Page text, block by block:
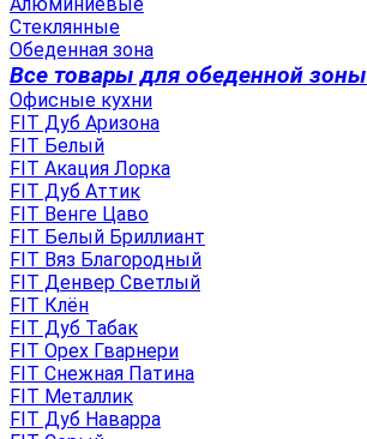
Стеклянные
Обеденная зона
Все товары для обеденной зоны
Офисные кухни
FIT Дуб Аризона
FIT Белый
FIT Акация Лорка
FIT Дуб Аттик
FIT Венге Цаво
FIT Белый Бриллиант
FIT Вяз Благородный
FIT Денвер Светлый
FIT Клён
FIT Дуб Табак
FIT Орех Гварнери
FIT Снежная Патина
FIT Металлик
FIT Дуб Наварра